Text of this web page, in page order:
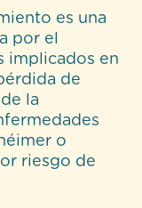
es una
por el
implicados en
de
la
o
riesgo de